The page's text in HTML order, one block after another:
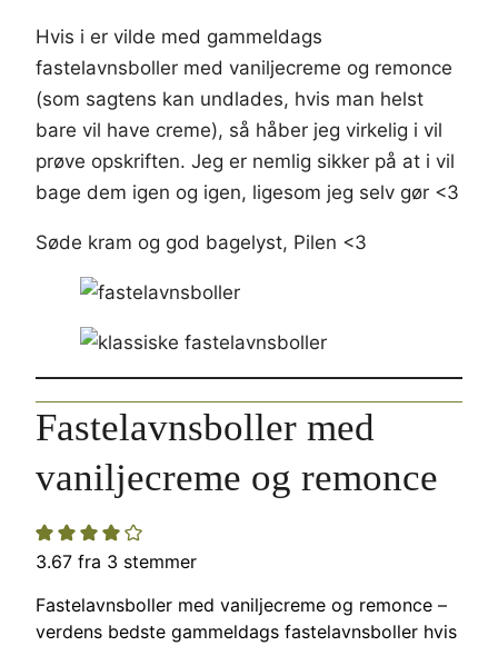
Hvis i er vilde med gammeldags
fastelavnsboller med vaniljecreme og remonce
(som sagtens kan undlades, hvis man helst
bare vil have creme), så håber jeg virkelig i vil
prøve opskriften. Jeg er nemlig sikker på at i vil
bage dem igen og igen, ligesom jeg selv gør <3
Søde kram og god bagelyst, Pilen <3
Fastelavnsboller med
vaniljecreme og remonce
3.67 fra 3 stemmer
Fastelavnsboller med vaniljecreme og remonce –
verdens bedste gammeldags fastelavnsboller hvis